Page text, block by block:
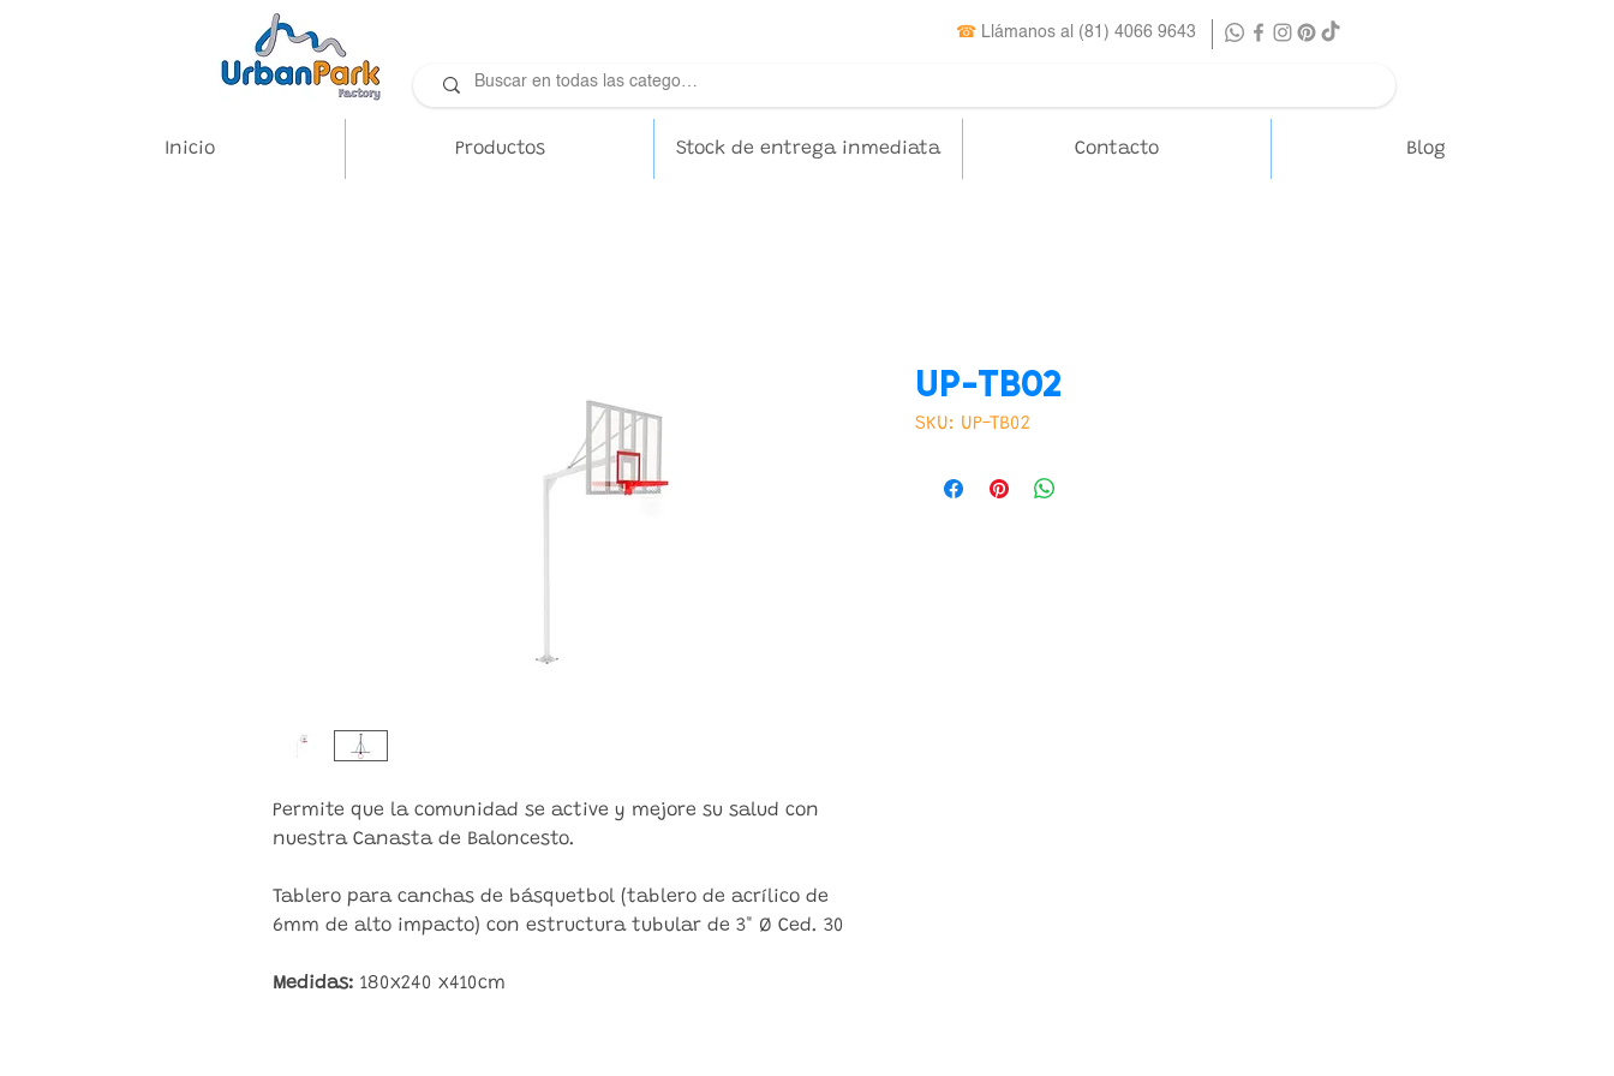
☎ Llámanos al (81) 4066 9643
Inicio Productos Stock de entrega inmediata Contacto Blog
Permite que la comunidad se active y mejore su salud con
nuestra Canasta de Baloncesto.
Tablero para canchas de básquetbol (tablero de acrílico de
6mm de alto impacto) con estructura tubular de 3" Ø Ced. 30
Medidas: 180x240 x410cm
UP-TB02
SKU: UP-TB02